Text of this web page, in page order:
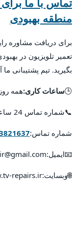
منطقه بهبودی
برای دریافت مشاوره
تعمیر تلویزیون در
بگیرید. تیم پشتیبانی
🕒ساعات کاری:همه روزه 24 ساعت
📞شماره تماس 24 ساعته
شماره تماس:
📧ایمیل:tvrepairsir@gmail.com
🌐وبسایت:www.tv-repairs.ir